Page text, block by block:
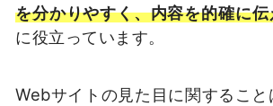
を分かりやすく、内容を的確に
に役立っています。
Webサイトの見た目に関するこ